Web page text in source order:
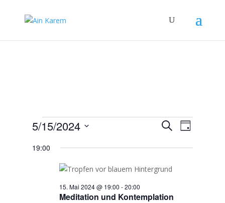
Veranstaltungen
15.
2024
und
Ansichten,
Navigation
SucheTag
5/15/2024
wählen.
19:00
Meditation und Kontemplation
15. Mai 2024 @ 19:00 -20:00